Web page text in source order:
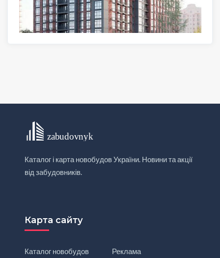
Каталог і карта новобудов України. Новини та акції
від забудовників.
Карта сайту
Каталог новобудов Реклама